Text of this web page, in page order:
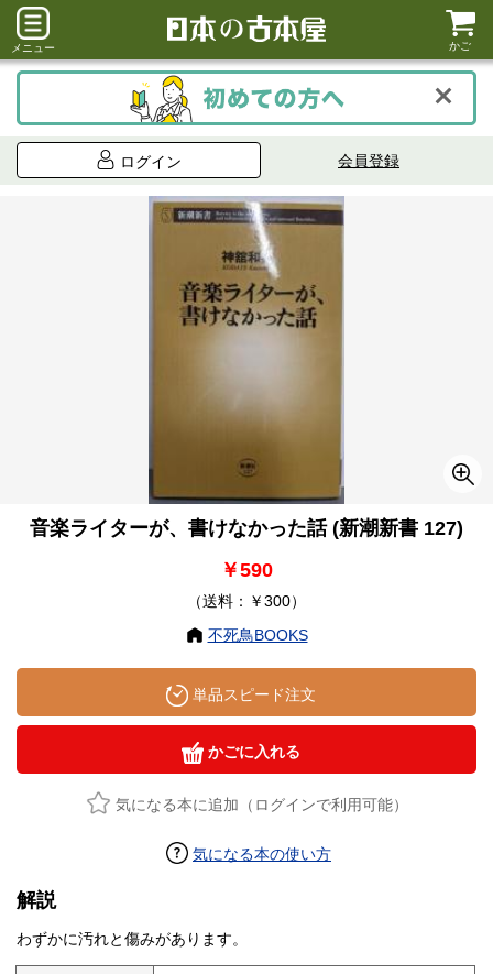
メニュー かご
ログイン 会員登録
音楽ライターが、書けなかった話 (新潮新書 127)
￥590
（送料：￥300）
不死鳥BOOKS
単品スピード注文
かごに入れる
気になる本に追加（ログインで利用可能）
気になる本の使い方
解説
わずかに汚れと傷みがあります。